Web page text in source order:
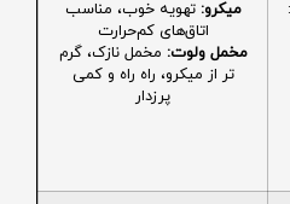
میکرو: تهویه خوب، مناسب
اتاق‌های کم‌حرارت
مخمل ولوت: مخمل نازک، گرم
تر از میکرو، راه راه و کمی
پرزدار